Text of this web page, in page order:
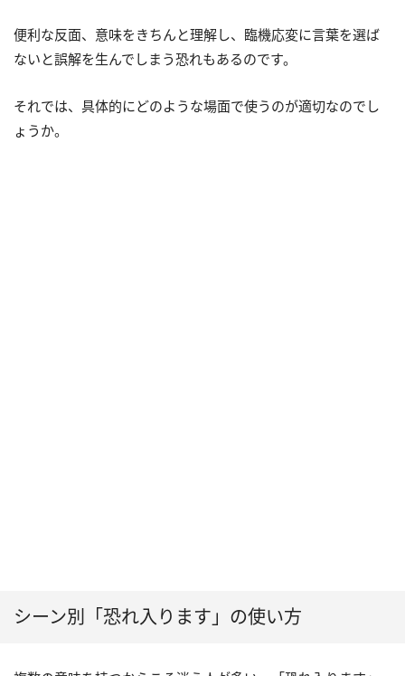
便利な反面、意味をきちんと理解し、臨機応変に言葉を選ば
ないと誤解を生んでしまう恐れもあるのです。
それでは、具体的にどのような場面で使うのが適切なのでし
ょうか。
シーン別「恐れ入ります」の使い方